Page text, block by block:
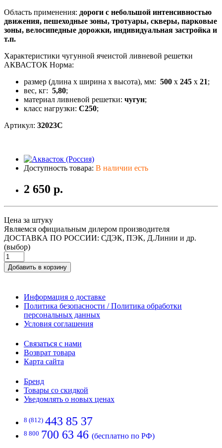
Область применения: дороги с небольшой интенсивностью
движения, пешеходные зоны, тротуары, скверы, парковые
зоны, велосипедные дорожки, индивидуальная застройка и
т.п.
Характеристики чугунной ячеистой ливневой решетки
АКВАСТОК Норма:
размер (длина x ширина x высота), мм: 500 x 245 x 21;
вес, кг: 5,80;
материал ливневой решетки: чугун;
класс нагрузки: C250;
Артикул: 32023C
Доступность товара: В наличии есть
2 650 р.
Цена за штуку
Являемся официальным дилером производителя
ДОСТАВКА ПО РОССИИ: СДЭК, ПЭК, Д.Линии и др.
(выбор)
Добавить в корзину
Информация о доставке
Политика безопасности / Политика обработки
персональных данных
Условия соглашения
Связаться с нами
Возврат товара
Карта сайта
Бренд
Товары со скидкой
Уведомлять о новых ценах
8 (812) 443 85 37
8 800 700 63 46 (бесплатно по РФ)